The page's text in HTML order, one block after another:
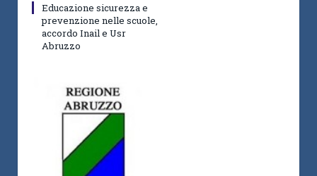
Educazione sicurezza e
prevenzione nelle scuole,
accordo Inail e Usr
Abruzzo